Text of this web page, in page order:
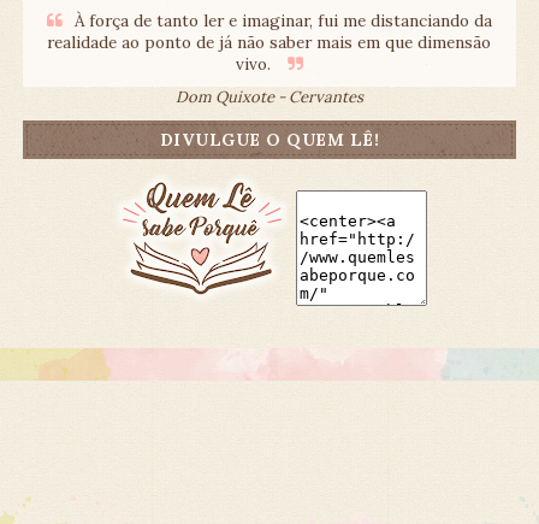
À força de tanto ler e imaginar, fui me distanciando da
realidade ao ponto de já não saber mais em que dimensão
vivo.
Dom Quixote - Cervantes
DIVULGUE O QUEM LÊ!